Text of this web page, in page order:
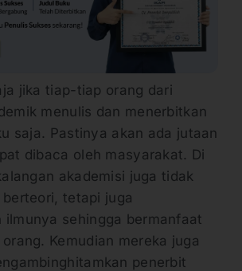
jika tiap-tiap orang dari
menulis dan menerbitkan
saja. Pastinya akan ada jutaan
dibaca oleh masyarakat. Di
akademisi juga tidak
tetapi juga
ilmunya sehingga bermanfaat
Kemudian mereka juga
penerbit